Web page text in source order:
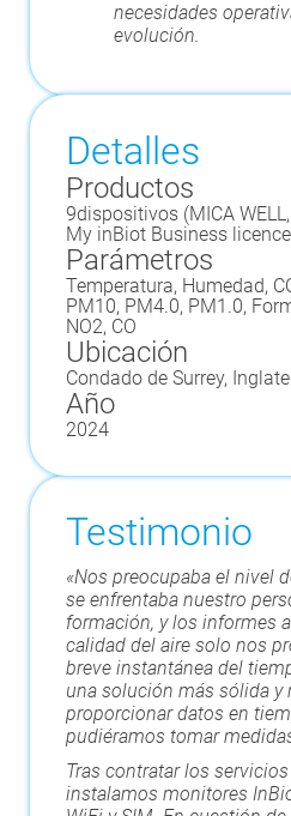
necesidades
evolución.
Detalles
Productos
9dispositivos (MICA WELL ,
My inBiot Business
Parámetros
Temperatura, Humedad,
PM10, PM4.0, PM1.0,
NO2, CO
Ubicación
Condado de Surrey,
Año
2024
Testimonio
«Nos preocupaba el nivel
se enfrentaba nuestro
formación, y los informes
calidad del aire solo nos
breve instantánea del
una solución más sólida y
proporcionar datos en
pudiéramos tomar
Tras contratar los
instalamos monitores